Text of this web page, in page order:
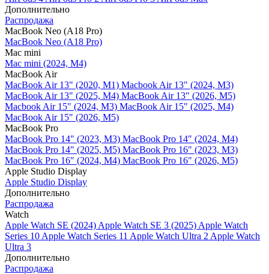
Дополнительно
Распродажа
MacBook Neo (A18 Pro)
MacBook Neo (A18 Pro)
Mac mini
Mac mini (2024, M4)
MacBook Air
MacBook Air 13" (2020, M1) Macbook Air 13" (2024, M3)
MacBook Air 13" (2025, M4) MacBook Air 13″ (2026, M5)
Macbook Air 15" (2024, M3) MacBook Air 15" (2025, M4)
MacBook Air 15″ (2026, M5)
MacBook Pro
MacBook Pro 14" (2023, M3) MacBook Pro 14″ (2024, M4)
MacBook Pro 14″ (2025, M5) MacBook Pro 16" (2023, M3)
MacBook Pro 16″ (2024, M4) MacBook Pro 16" (2026, M5)
Apple Studio Display
Apple Studio Display
Дополнительно
Распродажа
Watch
Apple Watch SE (2024) Apple Watch SE 3 (2025) Apple Watch
Series 10 Apple Watch Series 11 Apple Watch Ultra 2 Apple Watch
Ultra 3
Дополнительно
Распродажа